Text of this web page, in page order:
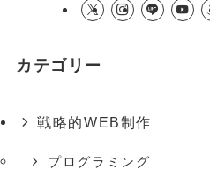
カテゴリー
戦略的WEB制作
プログラミング